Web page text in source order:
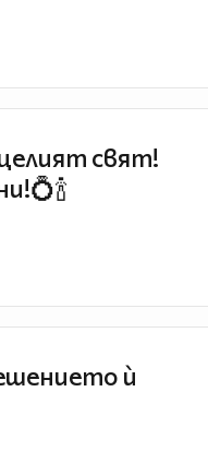
свят!
ѝ